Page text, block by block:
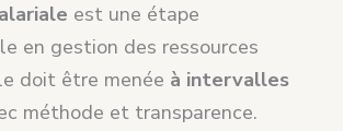
est une étape
en gestion des ressources
doit être menée à intervalles
méthode et transparence.